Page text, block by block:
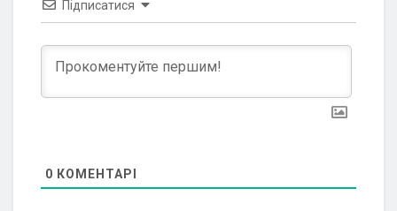
Підписатися
0 КОМЕНТАРІ